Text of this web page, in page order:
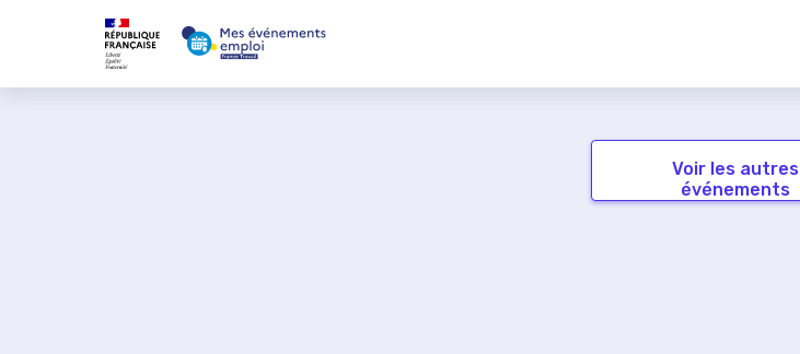
Voir les autres
événements